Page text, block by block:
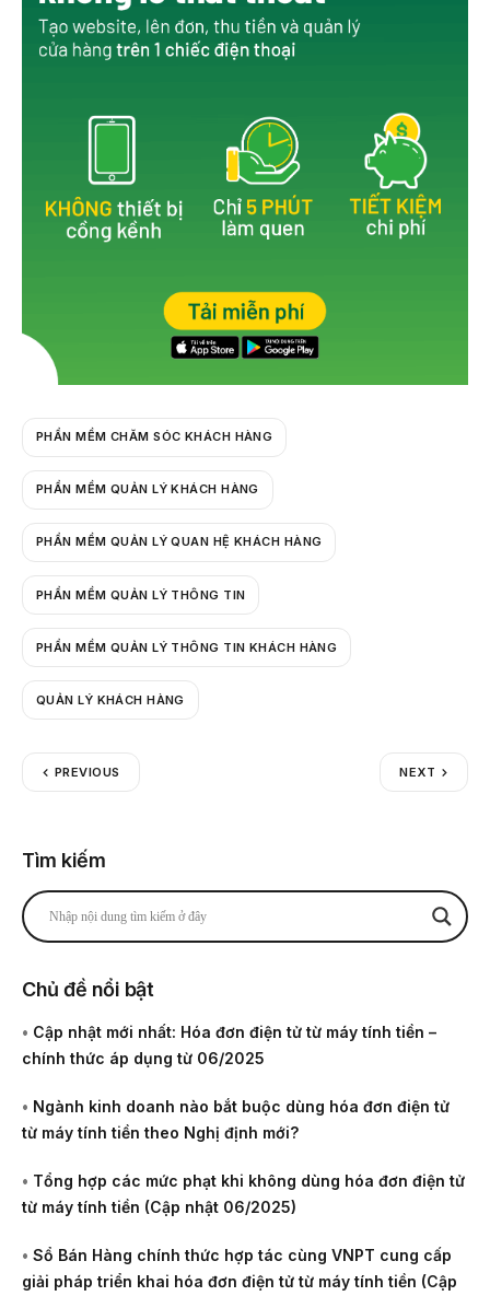
b
o
PHẦN MỀM CHĂM SÓC KHÁCH HÀNG
PHẦN MỀM QUẢN LÝ KHÁCH HÀNG
PHẦN MỀM QUẢN LÝ QUAN HỆ KHÁCH HÀNG
PHẦN MỀM QUẢN LÝ THÔNG TIN
PHẦN MỀM QUẢN LÝ THÔNG TIN KHÁCH HÀNG
QUẢN LÝ KHÁCH HÀNG
PREVIOUS NEXT
Tìm kiếm
Chủ đề nổi bật
• Cập nhật mới nhất: Hóa đơn điện tử từ máy tính tiền –
chính thức áp dụng từ 06/2025
• Ngành kinh doanh nào bắt buộc dùng hóa đơn điện tử
từ máy tính tiền theo Nghị định mới?
• Tổng hợp các mức phạt khi không dùng hóa đơn điện tử
từ máy tính tiền (Cập nhật 06/2025)
• Sổ Bán Hàng chính thức hợp tác cùng VNPT cung cấp
giải pháp triển khai hóa đơn điện tử từ máy tính tiền (Cập